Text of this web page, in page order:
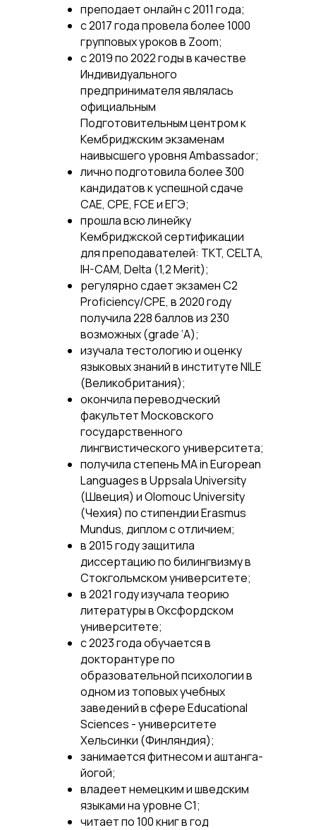
преподает онлайн с 2011 года;
с 2017 года провела более 1000
групповых уроков в Zoom;
c 2019 по 2022 годы в качестве
Индивидуального
предпринимателя являлась
официальным
Подготовительным центром к
Кембриджским экзаменам
наивысшего уровня Ambassador;
лично подготовила более 300
кандидатов к успешной сдаче
CAE, CPE, FCE и ЕГЭ;
прошла всю линейку
Кембриджской сертификации
для преподавателей: TKT, CELTA,
IH-CAM, Delta (1,2 Merit);
регулярно сдает экзамен C2
Proficiency/CPE, в 2020 году
получила 228 баллов из 230
возможных (grade ‘A);
изучала тестологию и оценку
языковых знаний в институте NILE
(Великобритания);
окончила переводческий
факультет Московского
государственного
лингвистического университета;
получила степень MA in European
Languages в Uppsala University
(Швеция) и Olomouc University
(Чехия) по стипендии Erasmus
Mundus, диплом с отличием;
в 2015 году защитила
диссертацию по билингвизму в
Стокгольмском университетe;
в 2021 году изучала теорию
литературы в Оксфордском
университете;
с 2023 года обучается в
докторантуре по
образовательной психологии в
одном из топовых учебных
заведений в сфере Educational
Sciences - университете
Хельсинки (Финляндия);
занимается фитнесом и аштанга-
йогой;
владеет немецким и шведским
языками на уровне С1;
читает по 100 книг в год